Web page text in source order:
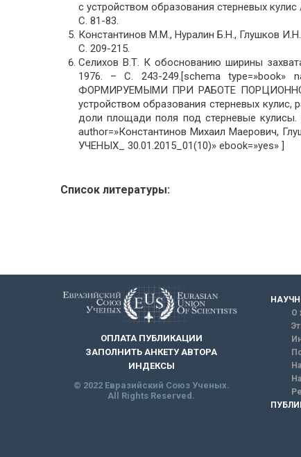
с устройством образования стерневых
С. 81-83.
Константинов М.М., Нуралин Б.Н., Глушков
С. 209-215.
Селихов В.Т. К обоснованию ширины
1976. – С. 243-249.[schema
ФОРМИРУЕМЫМИ ПРИ РАБОТЕ ПОРЦИОННОЙ
устройством образования стерневых
доли площади поля под стерневые кулисы.
author=»Константинов Михаил Маерович,
УЧЕНЫХ_ 30.01.2015_01(10)» ebook=»yes» ]
Список литературы:
ОПЛАТА ПУБЛИКАЦИИ
ЗАПОЛНИТЬ АНКЕТУ АВТОРА
ИНДЕКСЫ
© 2022 Евразийский Союз Ученых.
All Rights Reserved.
О